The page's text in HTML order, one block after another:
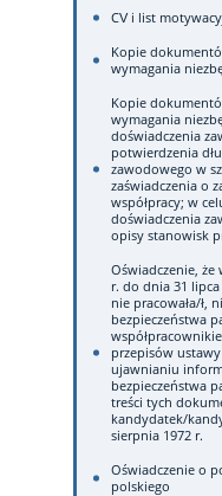
CV i list
Kopie
wymagania
Kopie
wymagania
doświadczenia
potwierdzenia
zawodowego w
zaświadczenia o
współpracy; w
doświadczenia
opisy stanowisk
Oświadczenie, że
r. do dnia 31
nie pracowała/ł,
bezpieczeństwa
przepisów
ujawnianiu
bezpieczeństwa
treści tych
kandydatek/
sierpnia 1972 r.
Oświadczenie o
polskiego